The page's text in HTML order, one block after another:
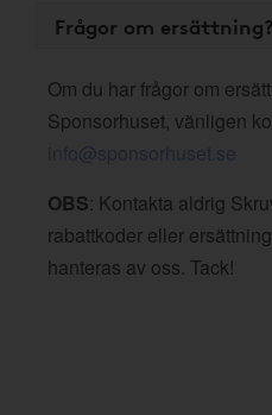
Frågor om ersättning?
Om du har frågor om
Sponsorhuset, vänligen
info@sponsorhuset.se
OBS: Kontakta aldrig
rabattkoder eller
hanteras av oss. Tack!